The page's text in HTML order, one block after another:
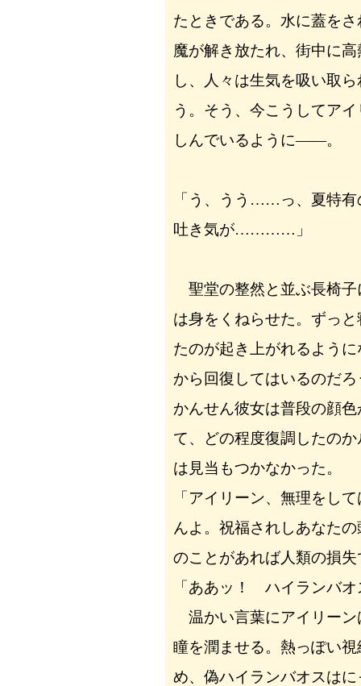
たときである。水に蓋を
魔が解き放たれ、街中に
し、人々は生気を吸い取
う。そう、今こうしてア
しんでいるように――。
「う、うう……っ、夏特有
吐き気が…………」
聖堂の整然と並ぶ長椅子
は身をくねらせた。ずっ
たのが起き上がれるよう
から回復してはいるのだ
かんせん彼女は普段の顔
て、どの程度復調したの
は見当もつかなかった。
「アイリーン、無理をし
んよ。祝福されしあなた
のことがあれば人類の損失
「ああッ！ ハイランバオ
温かい言葉にアイリーン
瞳を潤ませる。熱っぽい
め、偽ハイランバオスは